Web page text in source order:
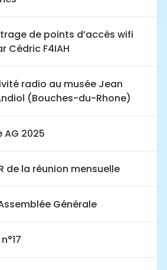
de points d’accès wifi
Cédric F4IAH
radio au musée Jean
(Bouches-du-Rhone)
2025
de la réunion mensuelle
Générale